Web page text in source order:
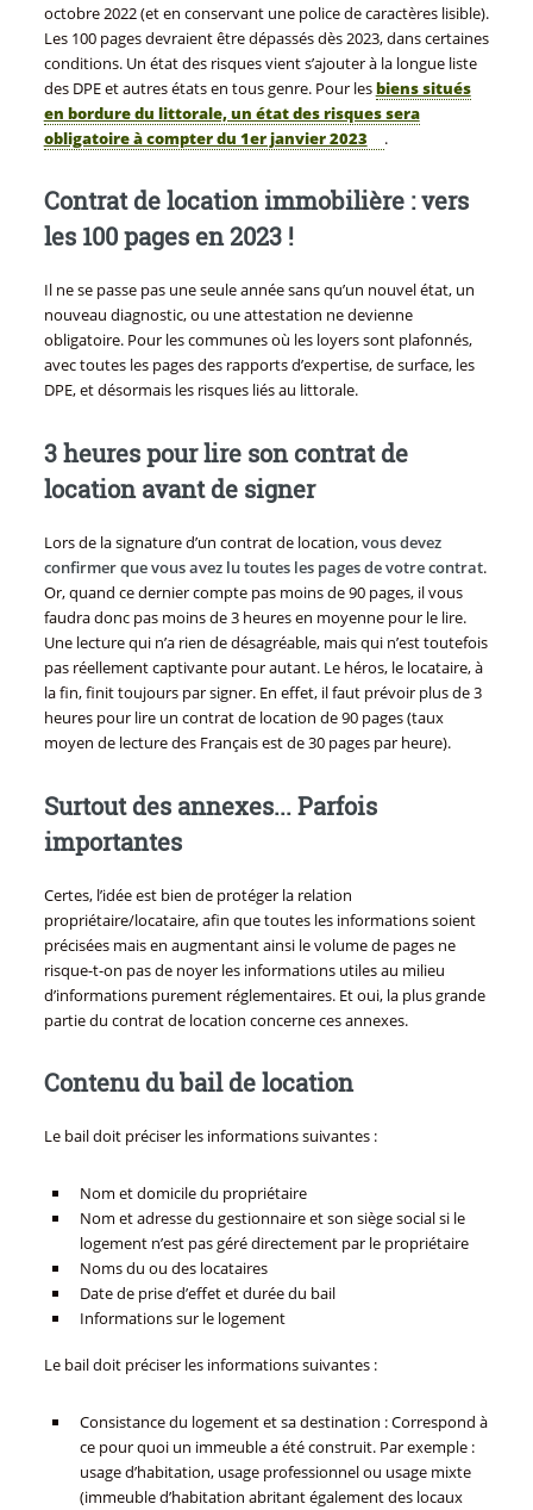
octobre 2022 (et en conservant une police de caractères lisible).
Les 100 pages devraient être dépassés dès 2023, dans certaines
conditions. Un état des risques vient s’ajouter à la longue liste
des DPE et autres états en tous genre. Pour lesbiens situés
en bordure du littorale, un état des risques sera
obligatoire à compter du 1er janvier 2023
.
Contrat de location immobilière : vers
les 100 pages en 2023 !
Il ne se passe pas une seule année sans qu’un nouvel état, un
nouveau diagnostic, ou une attestation ne devienne
obligatoire. Pour les communes où les loyers sont plafonnés,
avec toutes les pages des rapports d’expertise, de surface, les
DPE, et désormais les risques liés au littorale.
3 heures pour lire son contrat de
location avant de signer
Lors de la signature d’un contrat de location,vous devez
confirmer que vous avez lu toutes les pages de votre contrat.
Or, quand ce dernier compte pas moins de 90 pages, il vous
faudra donc pas moins de 3 heures en moyenne pour le lire.
Une lecture qui n’a rien de désagréable, mais qui n’est toutefois
pas réellement captivante pour autant. Le héros, le locataire, à
la fin, finit toujours par signer. En effet, il faut prévoir plus de 3
heures pour lire un contrat de location de 90 pages (taux
moyen de lecture des Français est de 30 pages par heure).
Surtout des annexes... Parfois
importantes
Certes, l’idée est bien de protéger la relation
propriétaire/locataire, afin que toutes les informations soient
précisées mais en augmentant ainsi le volume de pages ne
risque-t-on pas de noyer les informations utiles au milieu
d’informations purement réglementaires. Et oui, la plus grande
partie du contrat de location concerne ces annexes.
Contenu du bail de location
Le bail doit préciser les informations suivantes :
Nom et domicile du propriétaire
Nom et adresse du gestionnaire et son siège social si le
logement n’est pas géré directement par le propriétaire
Noms du ou des locataires
Date de prise d’effet et durée du bail
Informations sur le logement
Le bail doit préciser les informations suivantes :
Consistance du logement et sa destination : Correspond à
ce pour quoi un immeuble a été construit. Par exemple :
usage d’habitation, usage professionnel ou usage mixte
(immeuble d’habitation abritant également des locaux